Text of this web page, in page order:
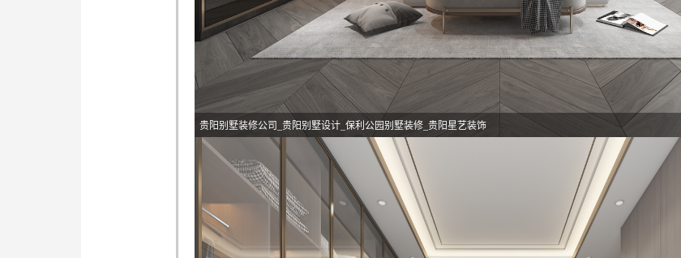
贵阳别墅装修公司_贵阳别墅设计_保利公园别墅装修_贵阳星艺装饰